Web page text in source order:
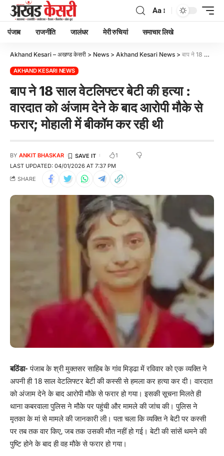
Aa
पंजाब राजनीति जालंधर मेरी रुचियां समाचार लिखे
Akhand Kesari – अखण्ड केसरी > News > Akhand Kesari News > बाप ने 18 साल वेटलिफ्टर बेटी की हत्या : वारदात को अंजाम देने के बाद आरोपी मौके से फरार; मोहाली में बीकॉम कर रही थी
AKHAND KESARI NEWS
बाप ने 18 साल वेटलिफ्टर बेटी की हत्या :
वारदात को अंजाम देने के बाद आरोपी मौके से
फरार; मोहाली में बीकॉम कर रही थी
LAST UPDATED: 04/01/2026 AT 7:37 PM
BY ANKIT BHASKAR 1
SHARE
बठिंडा-पंजाब के श्री मुक्तसर साहिब के गांव मिड्ढा में रविवार को एक व्यक्ति ने
अपनी ही 18 साल वेटलिफ्टर बेटी की कस्सी से हमला कर हत्या कर दी। वारदात
को अंजाम देने के बाद आरोपी मौके से फरार हो गया। इसकी सूचना मिलते ही
थाना कबरवाला पुलिस ने मौके पर पहुंची और मामले की जांच की। पुलिस ने
मृतका के मां से मामले की जानकारी ली। पता चला कि व्यक्ति ने बेटी पर कस्सी
पर तब तक वार किए, जब तक उसकी मौत नहीं हो गई। बेटी की सांसें थमने की
पुष्टि होने के बाद ही वह मौके से फरार हो गया।